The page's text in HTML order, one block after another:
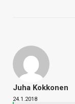
Juha Kokkonen
24.1.2018